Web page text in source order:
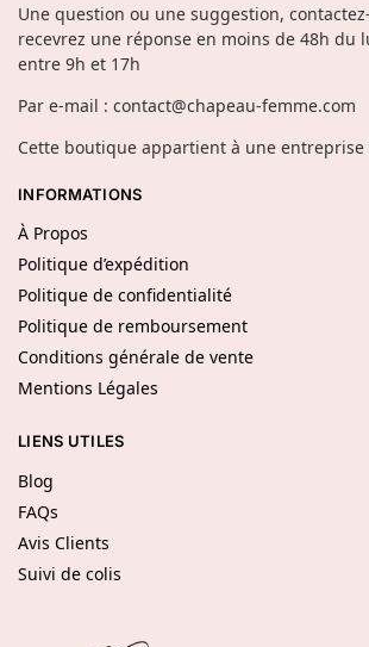
Une question ou une suggestion,
recevrez une réponse en moins de 48h du
entre 9h et 17h
Par e-mail : contact@chapeau-femme.com
Cette boutique appartient à une entreprise
INFORMATIONS
À Propos
Politique d’expédition
Politique de confidentialité
Politique de remboursement
Conditions générale de vente
Mentions Légales
LIENS UTILES
Blog
FAQs
Avis Clients
Suivi de colis